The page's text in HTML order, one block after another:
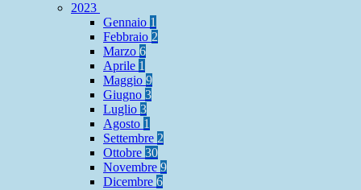
2023
Gennaio 1
Febbraio 2
Marzo 6
Aprile 1
Maggio 9
Giugno 3
Luglio 3
Agosto 1
Settembre 2
Ottobre 30
Novembre 9
Dicembre 6